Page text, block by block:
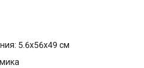
5.6x56x49 см